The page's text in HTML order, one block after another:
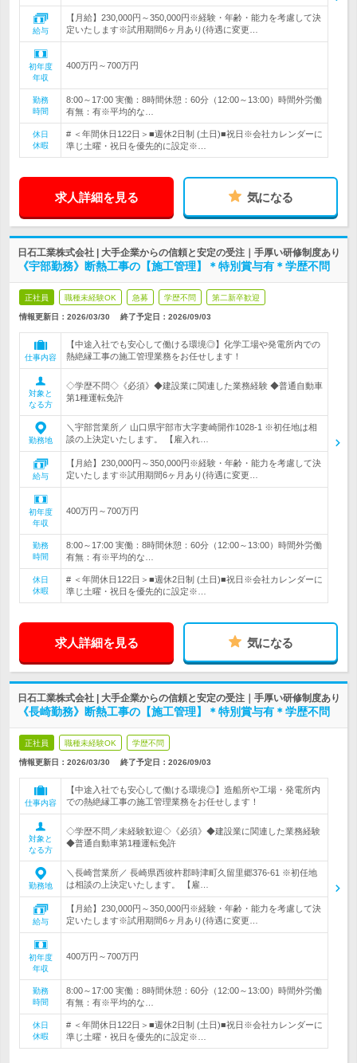
給与
【月給】230,000円～350,000円※経験・年齢・能力を考慮して決
定いたします※試用期間6ヶ月あり(待遇に変更…
初年度
年収
400万円～700万円
勤務
時間
8:00～17:00 実働：8時間休憩：60分（12:00～13:00）時間外労働
有無：有※平均的な…
休日
休暇
# ＜年間休日122日＞■週休2日制 (土日)■祝日※会社カレンダーに
準じ土曜・祝日を優先的に設定※…
求人詳細を見る 気になる
日石工業株式会社 | 大手企業からの信頼と安定の受注｜手厚い研修制度あり
《宇部勤務》断熱工事の【施工管理】＊特別賞与有＊学歴不問
正社員 職種未経験OK 急募 学歴不問 第二新卒歓迎
情報更新日：2026/03/30 終了予定日： 2026/09/03
仕事内容
【中途入社でも安心して働ける環境◎】化学工場や発電所内での
熱絶縁工事の施工管理業務をお任せします！
対象と
なる方
◇学歴不問◇《必須》◆建設業に関連した業務経験 ◆普通自動車
第1種運転免許
勤務地
＼宇部営業所／ 山口県宇部市大字妻崎開作1028-1 ※初任地は相
談の上決定いたします。 【雇入れ…
給与
【月給】230,000円～350,000円※経験・年齢・能力を考慮して決
定いたします※試用期間6ヶ月あり(待遇に変更…
初年度
年収
400万円～700万円
勤務
時間
8:00～17:00 実働：8時間休憩：60分（12:00～13:00）時間外労働
有無：有※平均的な…
休日
休暇
# ＜年間休日122日＞■週休2日制 (土日)■祝日※会社カレンダーに
準じ土曜・祝日を優先的に設定※…
求人詳細を見る 気になる
日石工業株式会社 | 大手企業からの信頼と安定の受注｜手厚い研修制度あり
《長崎勤務》断熱工事の【施工管理】＊特別賞与有＊学歴不問
正社員 職種未経験OK 学歴不問
情報更新日：2026/03/30 終了予定日： 2026/09/03
仕事内容
【中途入社でも安心して働ける環境◎】造船所や工場・発電所内
での熱絶縁工事の施工管理業務をお任せします！
対象と
なる方
◇学歴不問／未経験歓迎◇《必須》◆建設業に関連した業務経験
◆普通自動車第1種運転免許
勤務地
＼長崎営業所／ 長崎県西彼杵郡時津町久留里郷376-61 ※初任地
は相談の上決定いたします。 【雇…
給与
【月給】230,000円～350,000円※経験・年齢・能力を考慮して決
定いたします※試用期間6ヶ月あり(待遇に変更…
初年度
年収
400万円～700万円
勤務
時間
8:00～17:00 実働：8時間休憩：60分（12:00～13:00）時間外労働
有無：有※平均的な…
休日
休暇
# ＜年間休日122日＞■週休2日制 (土日)■祝日※会社カレンダーに
準じ土曜・祝日を優先的に設定※…